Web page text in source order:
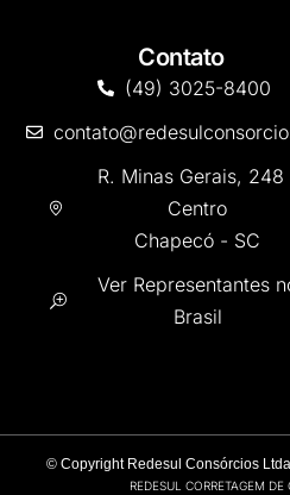
Contato
(49) 3025-8400
R. Minas Gerais, 248
Centro
Chapecó - SC
Ver Representantes
Brasil
© Copyright Redesul Consórcios
REDESUL CORRETAGEM DE